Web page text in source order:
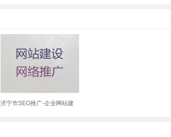
济宁市SEO推广-企业网站建